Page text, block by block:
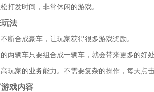
打发时间，非常休闲的游戏。
法
断合成豪车，让玩家获得很多游戏奖励。
两辆车只要组合成一辆车，就会带来更多的好处
玩家的业务能力。不需要复杂的操作，每天点击
戏内容